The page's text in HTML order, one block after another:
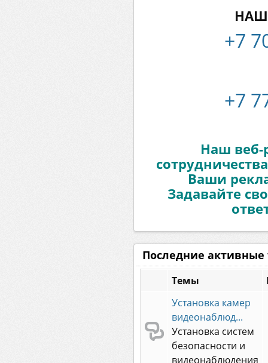
+7
+7
Наш веб-
Ваши
Задавайте
Последние
Темы
Установка камер
видеонаблюд...
Установка систем
безопасности и
видеонаблюдения